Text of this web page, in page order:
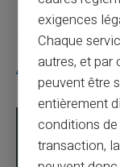
Articles
exigences
Chaque
autres, et par
peuvent être
entièrement
conditions
transaction,